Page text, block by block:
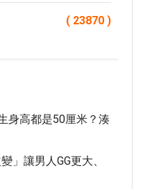
( 23870 )
身高都是50厘米？湊
」讓男人GG更大、